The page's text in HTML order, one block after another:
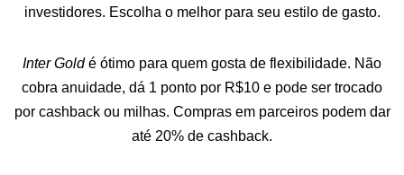
investidores. Escolha o melhor para seu estilo de gasto.
Inter Goldé ótimo para quem gosta de flexibilidade. Não
cobra anuidade, dá 1 ponto por R$10 e pode ser trocado
por cashback ou milhas. Compras em parceiros podem dar
até 20% de cashback.